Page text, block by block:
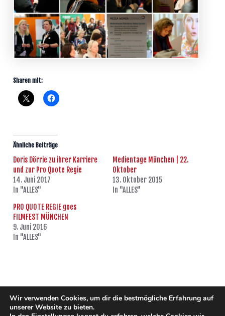
Sharen mit:
Ähnliche Beiträge
Doris Dörrie zu ihrer Karriere
und zur Pro Quote Regie
14. Juni 2017
In "ALLES"
Medientage München | 22.
Oktober
13. Oktober 2015
In "ALLES"
PRO QUOTE REGIE goes
FILMFEST MÜNCHEN
9. Juni 2016
In "ALLES"
Wir verwenden Cookies, um dir die bestmögliche Erfahrung auf
unserer Website zu bieten.